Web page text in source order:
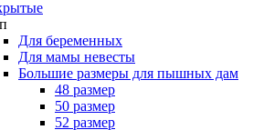
Для беременных
Для мамы невесты
Большие размеры для пышных дам
48 размер
50 размер
52 размер